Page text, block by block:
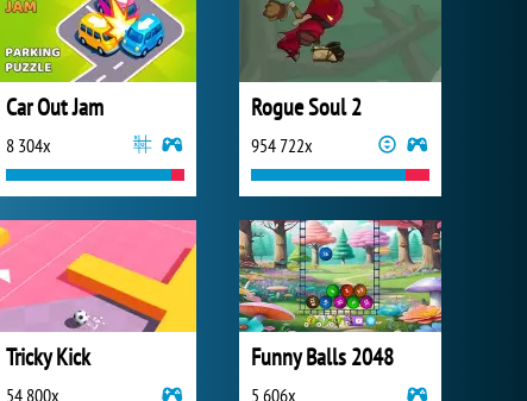
Car Out Jam
8 304x
Rogue Soul 2
954 722x
Tricky Kick
54 800x
Funny Balls 2048
5 606x